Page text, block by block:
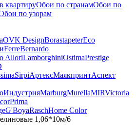
квартируОбои по странамОбои по
по узорам
OVK DesignBorastapeterEco
FerreBernardo
AlloriLamborghiniOstimaPrestige
SirpiАртексМаякпринтАспект
ИндустрияMarburgMurellaMIRVictoria
Prima
G'BoyaRaschHome Color
1,06*10м/6